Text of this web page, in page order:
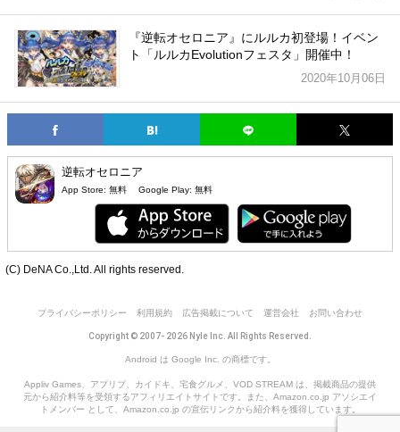
『逆転オセロニア』にルルカ初登場！イベン
ト「ルルカEvolutionフェスタ」開催中！
2020年10月06日
逆転オセロニア
App Store: 無料 Google Play: 無料
(C) DeNA Co.,Ltd. All rights reserved.
プライバシーポリシー 利用規約 広告掲載について 運営会社 お問い合わせ
Copyright © 2007- 2026 Nyle Inc. All Rights Reserved.
Android は Google Inc. の商標です。
Appliv Games、アプリブ、カイドキ、宅食グルメ、VOD STREAM は、掲載商品の提供
元から紹介料等を受領するアフィリエイトサイトです。また、Amazon.co.jp アソシエイ
トメンバー として、Amazon.co.jp の宣伝リンクから紹介料を獲得しています。